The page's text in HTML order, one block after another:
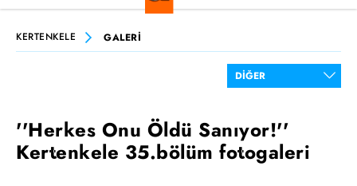
KERTENKELE GALERİ
''Herkes Onu Öldü Sanıyor!''
Kertenkele 35.bölüm fotogaleri